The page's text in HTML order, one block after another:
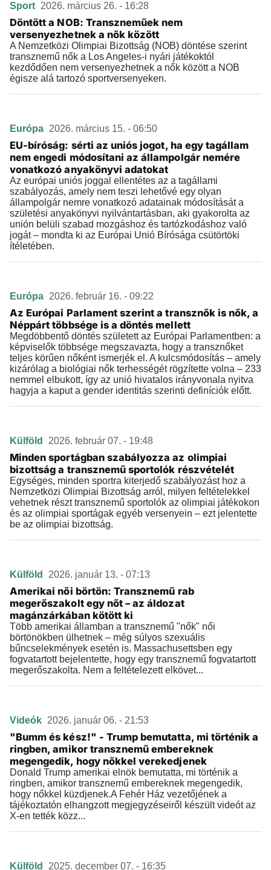
Sport 2026. március 26. - 16:28
Döntött a NOB: Transzneműek nem
versenyezhetnek a nők között
A Nemzetközi Olimpiai Bizottság (NOB) döntése szerint
transznemű nők a Los Angeles-i nyári játékoktól
kezdődően nem versenyezhetnek a nők között a NOB
égisze alá tartozó sportversenyeken.
Európa 2026. március 15. - 06:50
EU-bíróság: sérti az uniós jogot, ha egy tagállam
nem engedi módosítani az állampolgár nemére
vonatkozó anyakönyvi adatokat
Az európai uniós joggal ellentétes az a tagállami
szabályozás, amely nem teszi lehetővé egy olyan
állampolgár nemre vonatkozó adatainak módosítását a
születési anyakönyvi nyilvántartásban, aki gyakorolta az
unión belüli szabad mozgáshoz és tartózkodáshoz való
jogát – mondta ki az Európai Unió Bírósága csütörtöki
ítéletében.
Európa 2026. február 16. - 09:22
Az Európai Parlament szerint a transznők is nők, a
Néppárt többsége is a döntés mellett
Megdöbbentő döntés született az Európai Parlamentben: a
képviselők többsége megszavazta, hogy a transznőket
teljes körűen nőként ismerjék el. A kulcsmódosítás – amely
kizárólag a biológiai nők terhességét rögzítette volna – 233
nemmel elbukott, így az unió hivatalos irányvonala nyitva
hagyja a kaput a gender identitás szerinti definíciók előtt.
Külföld 2026. február 07. - 19:48
Minden sportágban szabályozza az olimpiai
bizottság a transznemű sportolók részvételét
Egységes, minden sportra kiterjedő szabályozást hoz a
Nemzetközi Olimpiai Bizottság arról, milyen feltételekkel
vehetnek részt transznemű sportolók az olimpiai játékokon
és az olimpiai sportágak egyéb versenyein – ezt jelentette
be az olimpiai bizottság.
Külföld 2026. január 13. - 07:13
Amerikai női börtön: Transznemű rab
megerőszakolt egy nőt – az áldozat
magánzárkában kötött ki
Több amerikai államban a transznemű "nők" női
börtönökben ülhetnek – még súlyos szexuális
bűncselekmények esetén is. Massachusettsben egy
fogvatartott bejelentette, hogy egy transznemű fogvatartott
megerőszakolta. Nem a feltételezett elkövet...
Videók 2026. január 06. - 21:53
"Bumm és kész!" - Trump bemutatta, mi történik a
ringben, amikor transznemű embereknek
megengedik, hogy nőkkel verekedjenek
Donald Trump amerikai elnök bemutatta, mi történik a
ringben, amikor transznemű embereknek megengedik,
hogy nőkkel küzdjenek.A Fehér Ház vezetőjének a
tájékoztatón elhangzott megjegyzéseiről készült videót az
X-en tették közz...
Külföld 2025. december 07. - 16:35